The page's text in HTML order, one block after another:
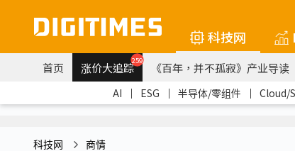
科技网
首页 涨价大追踪259 《百年，并不孤寂》产业导读
AI ｜ ESG ｜ 半导体/零组件 ｜ Cloud/
科技网 商情